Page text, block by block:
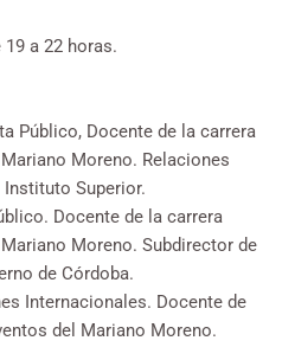
a 22 horas.
Público, Docente de la carrera
Moreno. Relaciones
Superior.
Docente de la carrera
Moreno. Subdirector de
de Córdoba.
Internacionales. Docente de
del Mariano Moreno.